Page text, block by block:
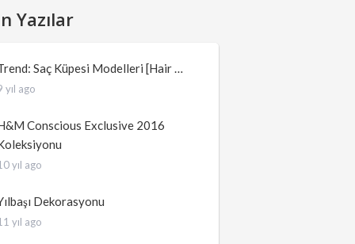
Yazılar
Saç Küpesi Modelleri [Hair …
yıl ago
Conscious Exclusive 2016
yıl ago
Dekorasyonu
yıl ago